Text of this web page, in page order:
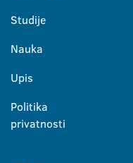
Studije
Nauka
Upis
Politika
privatnosti